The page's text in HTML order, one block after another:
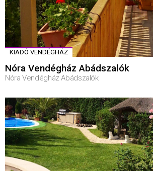
KIADÓ VENDÉGHÁZ
Nóra Vendégház Abádszalók
Nóra Vendégház Abádszalók